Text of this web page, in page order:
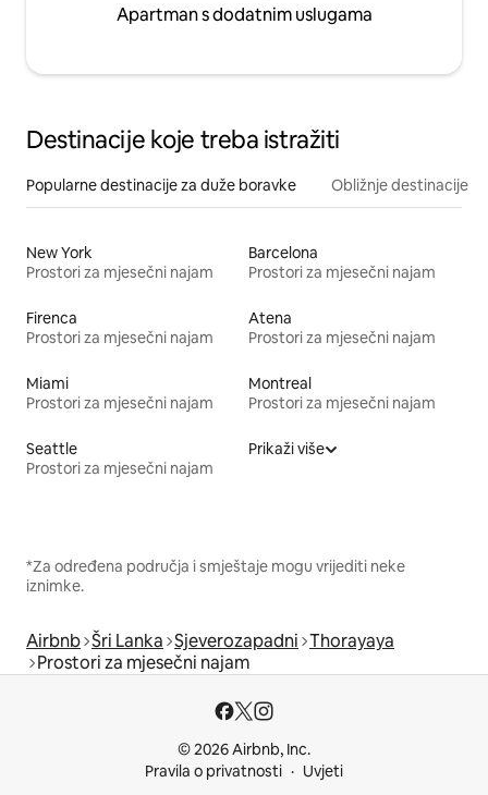
Apartman s dodatnim uslugama
Destinacije koje treba istražiti
Popularne destinacije za duže boravke Obližnje destinacije
New York
Prostori za mjesečni najam
Barcelona
Prostori za mjesečni najam
Firenca
Prostori za mjesečni najam
Atena
Prostori za mjesečni najam
Miami
Prostori za mjesečni najam
Montreal
Prostori za mjesečni najam
Seattle
Prostori za mjesečni najam
Prikaži više
*Za određena područja i smještaje mogu vrijediti neke
iznimke.
Airbnb Šri Lanka Sjeverozapadni Thorayaya
Prostori za mjesečni najam
© 2026 Airbnb, Inc.
Pravila o privatnosti
Uvjeti